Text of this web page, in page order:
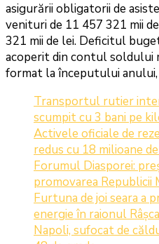
asigurării obligatorii de
venituri de 11 457 321 mii
321 mii de lei. Deficitul
acoperit din contul soldului
format la începutului
Transportul rutier
scumpit cu 3 bani pe
Activele oficiale de
redus cu 18 milioane
Forumul Diasporei:
promovarea
Furtuna de joi seara a
energie în raionul
Napoli, sufocat de